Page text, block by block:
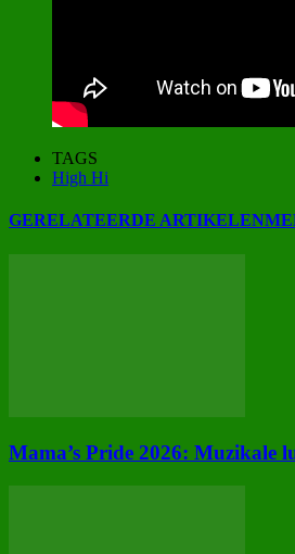
TAGS
High Hi
GERELATEERDE ARTIKELEN
Mama’s Pride 2026: Muzikale